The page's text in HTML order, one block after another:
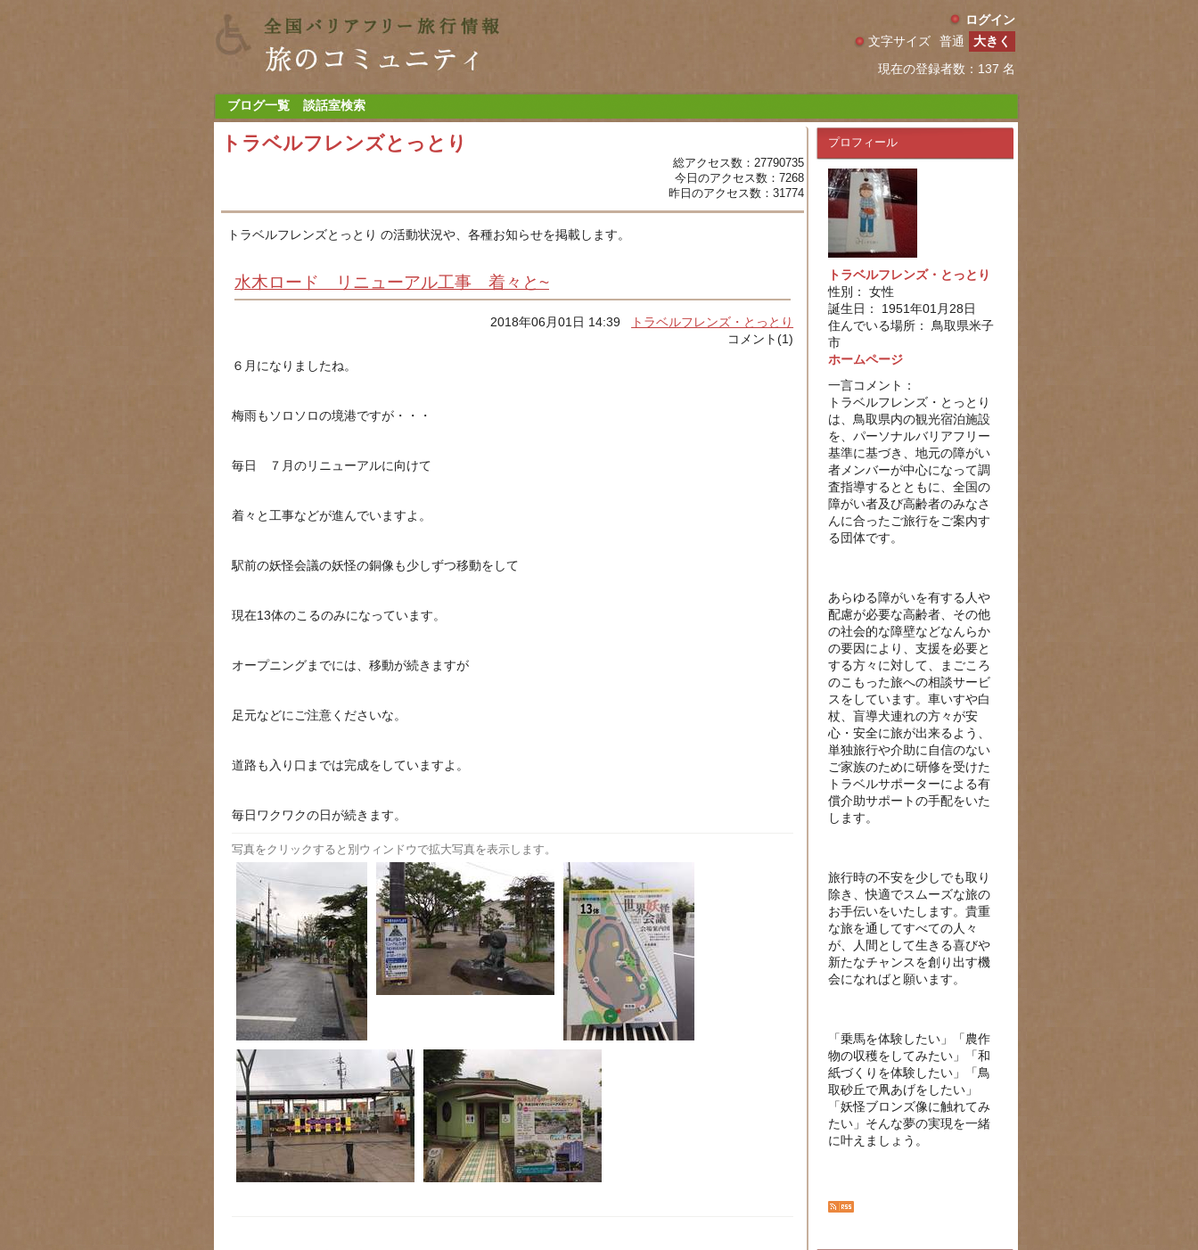
ログイン
現在の登録者数：137 名
文字サイズ 普通 大きく
ブログ一覧 談話室検索
トラベルフレンズとっとり
総アクセス数：27790735
今日のアクセス数：7268
昨日のアクセス数：31774
トラベルフレンズとっとり の活動状況や、各種お知らせを掲載します。
水木ロード リニューアル工事 着々と~
2018年06月01日 14:39
トラベルフレンズ・とっとり
コメント(1)
６月になりましたね。
梅雨もソロソロの境港ですが・・・
毎日 ７月のリニューアルに向けて
着々と工事などが進んでいますよ。
駅前の妖怪会議の妖怪の銅像も少しずつ移動をして
現在13体のこるのみになっています。
オープニングまでには、移動が続きますが
足元などにご注意くださいな。
道路も入り口までは完成をしていますよ。
毎日ワクワクの日が続きます。
写真をクリックすると別ウィンドウで拡大写真を表示します。
プロフィール
トラベルフレンズ・とっとり
性別： 女性
誕生日： 1951年01月28日
住んでいる場所： 鳥取県米子
市
ホームページ
一言コメント：
トラベルフレンズ・とっとり
は、鳥取県内の観光宿泊施設
を、パーソナルバリアフリー
基準に基づき、地元の障がい
者メンバーが中心になって調
査指導するとともに、全国の
障がい者及び高齢者のみなさ
んに合ったご旅行をご案内す
る団体です。
あらゆる障がいを有する人や
配慮が必要な高齢者、その他
の社会的な障壁などなんらか
の要因により、支援を必要と
する方々に対して、まごころ
のこもった旅への相談サービ
スをしています。車いすや白
杖、盲導犬連れの方々が安
心・安全に旅が出来るよう、
単独旅行や介助に自信のない
ご家族のために研修を受けた
トラベルサポーターによる有
償介助サポートの手配をいた
します。
旅行時の不安を少しでも取り
除き、快適でスムーズな旅の
お手伝いをいたします。貴重
な旅を通してすべての人々
が、人間として生きる喜びや
新たなチャンスを創り出す機
会になればと願います。
「乗馬を体験したい」「農作
物の収穫をしてみたい」「和
紙づくりを体験したい」「鳥
取砂丘で凧あげをしたい」
「妖怪ブロンズ像に触れてみ
たい」そんな夢の実現を一緒
に叶えましょう。